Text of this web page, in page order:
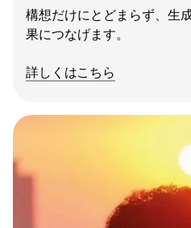
構想だけにとどまらず、生
果につなげます。
詳しくはこちら